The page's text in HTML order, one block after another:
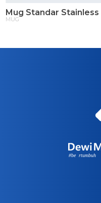
Mug Standar Stainless
MUG